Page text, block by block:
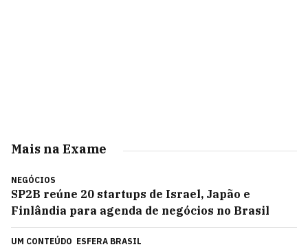
Mais na Exame
NEGÓCIOS
SP2B reúne 20 startups de Israel, Japão e
Finlândia para agenda de negócios no Brasil
UM CONTEÚDO ESFERA BRASIL